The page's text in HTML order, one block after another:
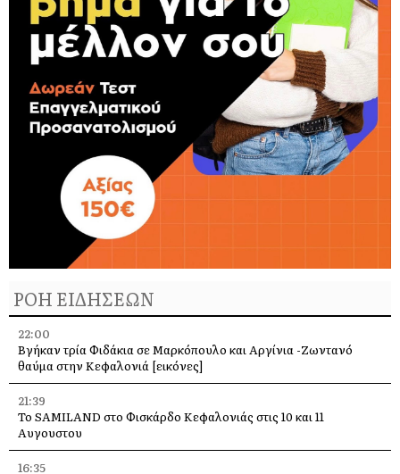
ΡΟΗ ΕΙΔΗΣΕΩΝ
22:00
Βγήκαν τρία Φιδάκια σε Μαρκόπουλο και Αργίνια -Ζωντανό
θαύμα στην Κεφαλονιά [εικόνες]
21:39
Το SAMILAND στο Φισκάρδο Κεφαλονιάς στις 10 και 11
Αυγουστου
16:35